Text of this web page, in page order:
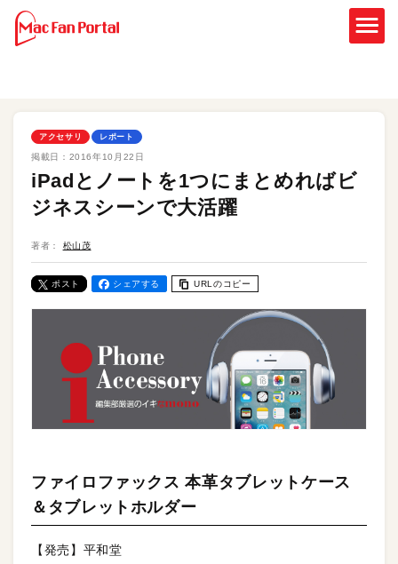
アクセサリ レポート
掲載日： 2016年10月22日
iPadとノートを1つにまとめればビ
ジネスシーンで大活躍
著者： 松山茂
ポスト シェアする URLのコピー
ファイロファックス 本革タブレットケース
＆タブレットホルダー
【発売】平和堂